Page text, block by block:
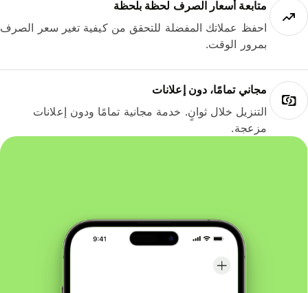
متابعة أسعار الصرف لحظة بلحظة
احفظ عملاتك المفضلة للتحقق من كيفية تغير سعر الصرف
بمرور الوقت.
مجاني تمامًا، دون إعلانات
التنزيل خلال ثوانٍ. خدمة مجانية تمامًا ودون إعلانات
مزعجة.